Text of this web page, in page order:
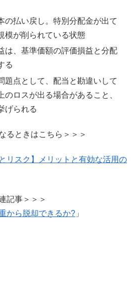
の払い戻し。特別分配金が出て
模が削られている状態
は、基準価額の評価損益と分配
る
題点として、配当と勘違いして
のロスが出る場合があること、
げられる
るときはこちら＞＞＞
リスク】メリットと有効な活用の
記事＞＞＞
から脱却できるか? 」